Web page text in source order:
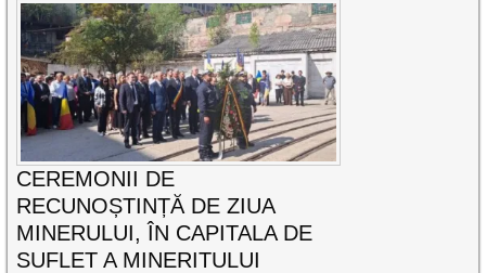
CEREMONII DE
RECUNOȘTINȚĂ DE ZIUA
MINERULUI, ÎN CAPITALA DE
SUFLET A MINERITULUI